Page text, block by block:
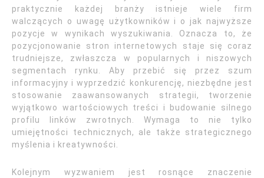
praktycznie każdej branży istnieje wiele firm
walczących o uwagę użytkowników i o jak najwyższe
pozycje w wynikach wyszukiwania. Oznacza to, że
pozycjonowanie stron internetowych staje się coraz
trudniejsze, zwłaszcza w popularnych i niszowych
segmentach rynku. Aby przebić się przez szum
informacyjny i wyprzedzić konkurencję, niezbędne jest
stosowanie zaawansowanych strategii, tworzenie
wyjątkowo wartościowych treści i budowanie silnego
profilu linków zwrotnych. Wymaga to nie tylko
umiejętności technicznych, ale także strategicznego
myślenia i kreatywności.
Kolejnym wyzwaniem jest rosnące znaczenie